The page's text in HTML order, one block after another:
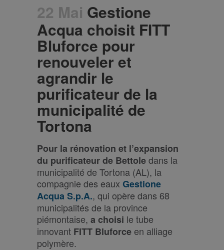
22 Mai Gestione
Acqua choisit FITT
Bluforce pour
renouveler et
agrandir le
purificateur de la
municipalité de
Tortona
Pour la rénovation et l’expansion
du purificateur de Bettoledans la
municipalité de Tortona (AL), la
compagnie des eaux Gestione
Acqua S.p.A., qui opère dans 68
municipalités de la province
piémontaise, a choisi le tube
innovant FITT Bluforce en alliage
polymère.